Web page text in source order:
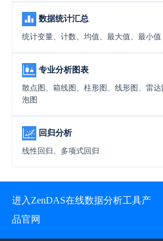
数据统计汇总
统计变量、计数、均值、最大值、最小值
专业分析图表
散点图、箱线图、柱形图、线形图、雷
泡图
回归分析
线性回归、多项式回归
进入ZenDAS在线数据分析工具产
品官网